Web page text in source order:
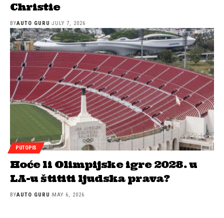
Christie
BYAUTO GURU JULY 7, 2026
PUTOPIS
Hoće li Olimpijske igre 2028. u
LA-u štititi ljudska prava?
BYAUTO GURU MAY 6, 2026